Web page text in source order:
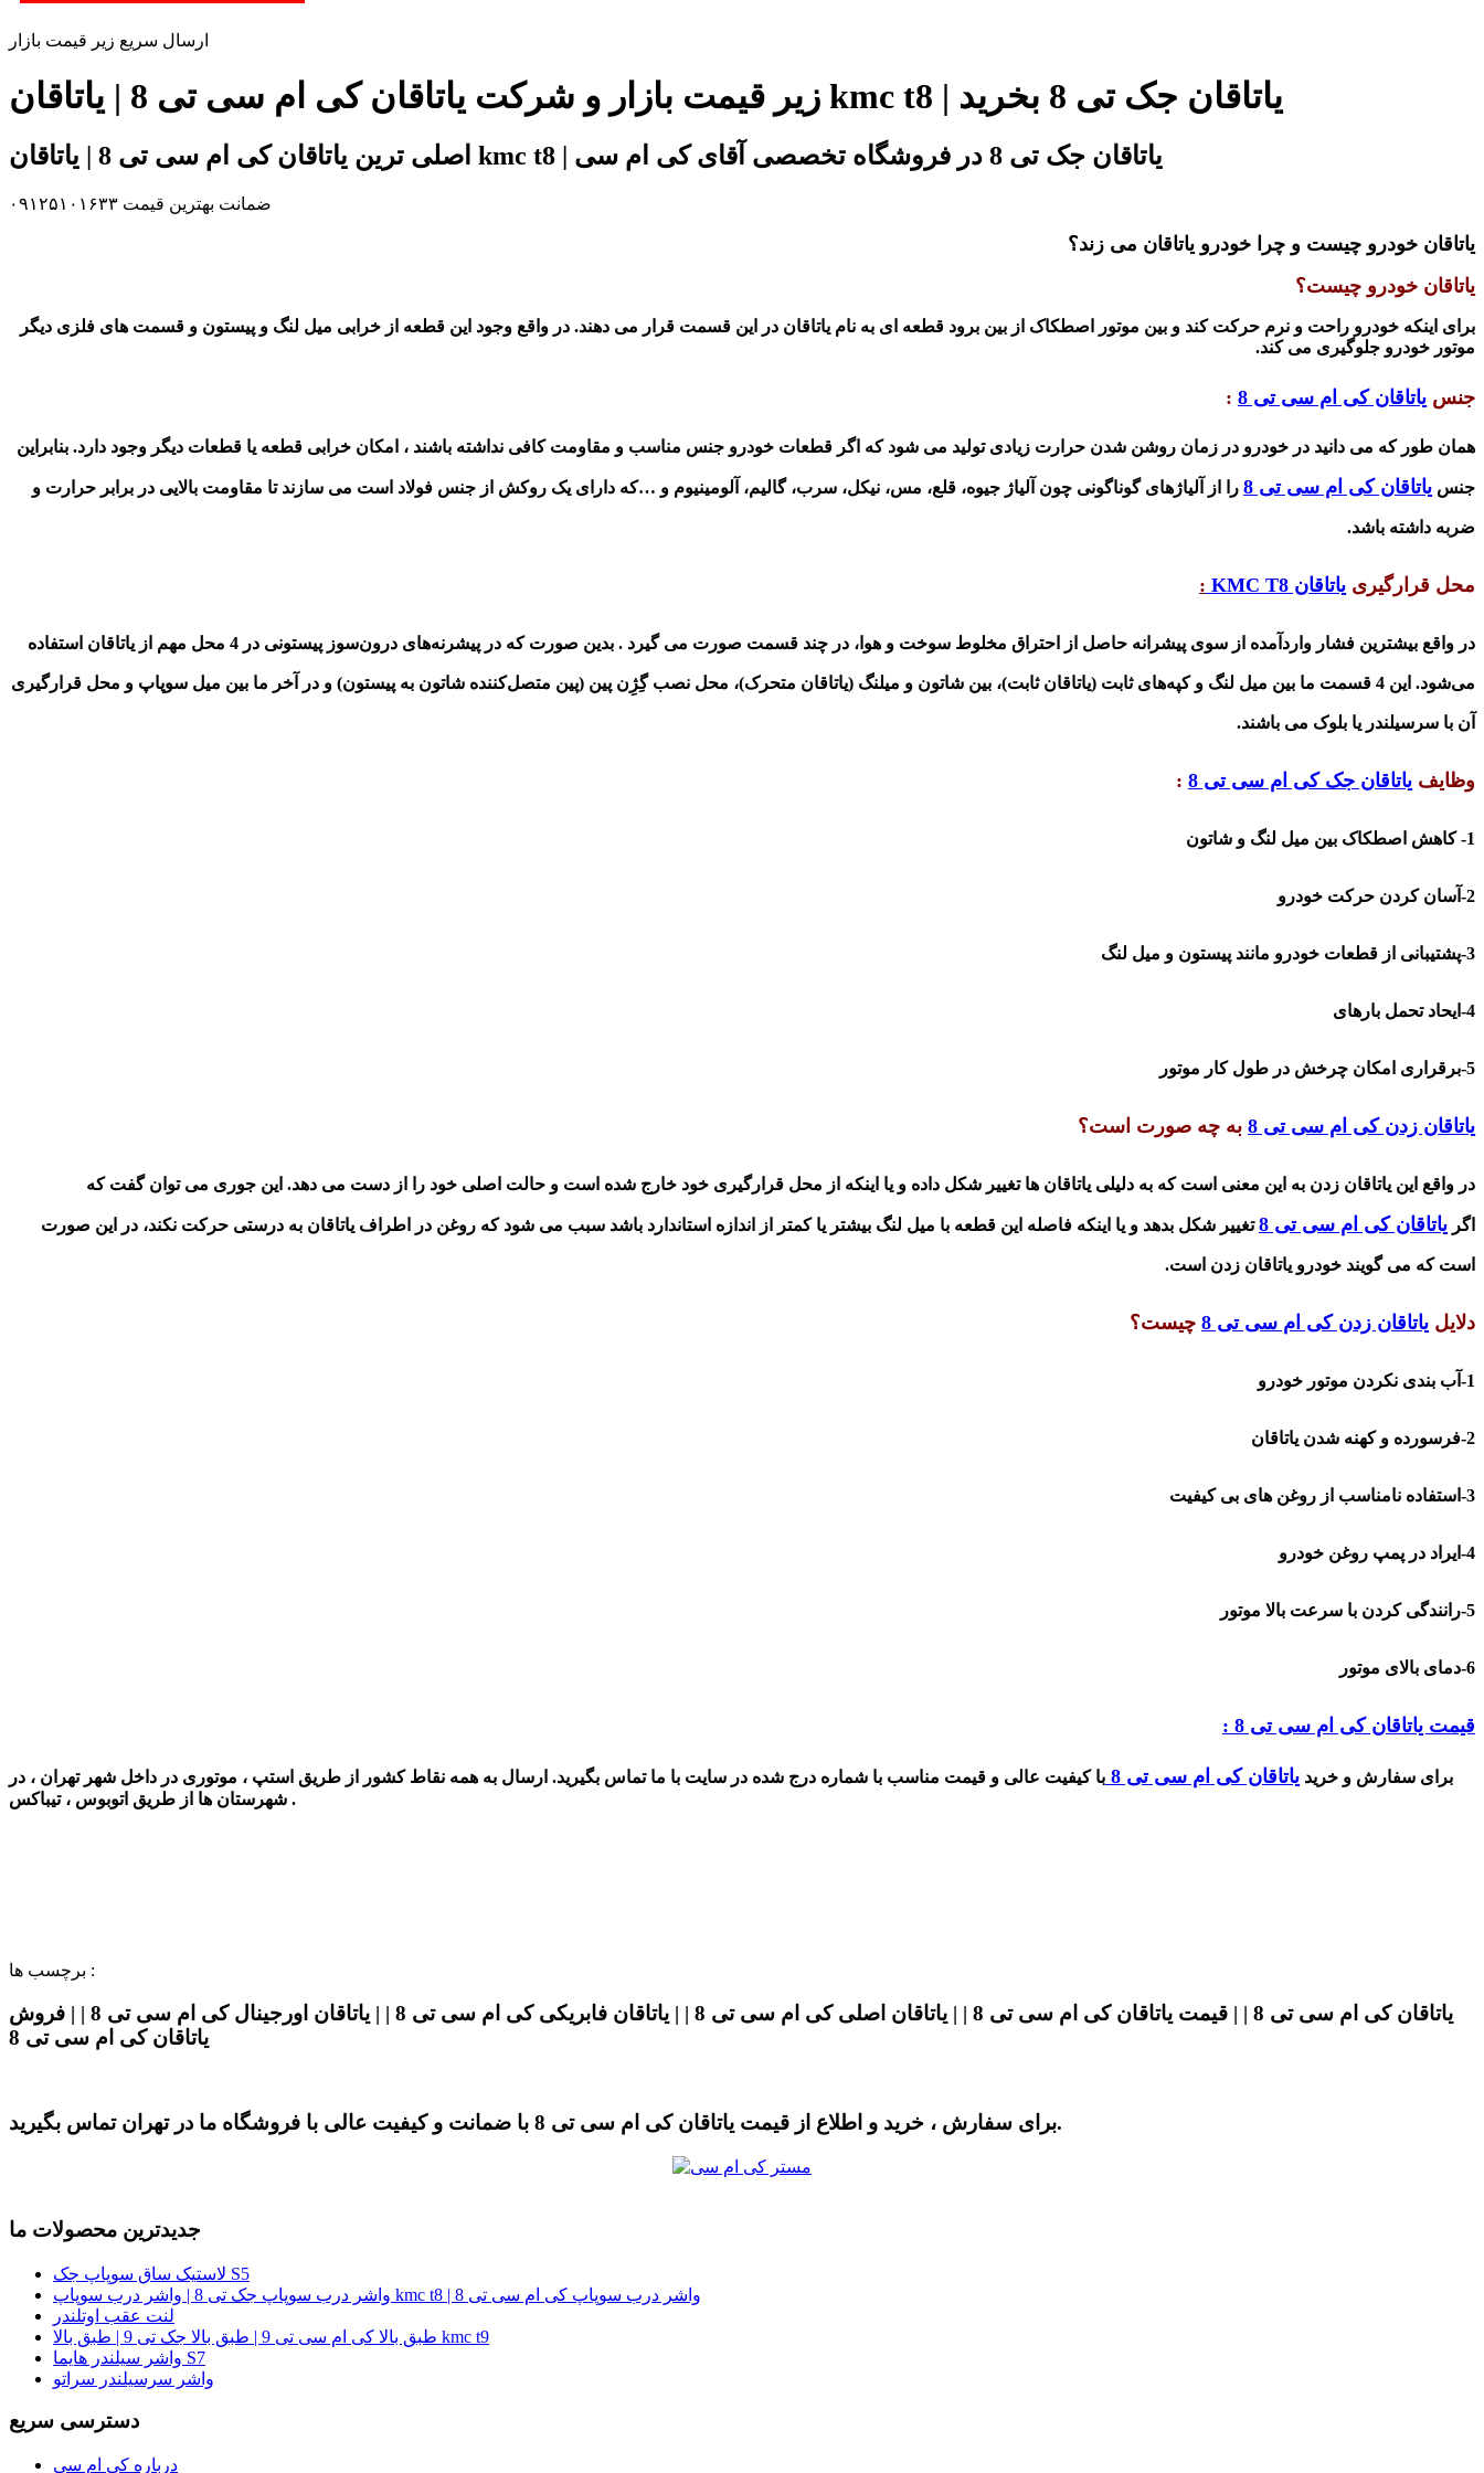
ارسال سریع زیر قیمت بازار
زیر قیمت بازار و شرکت یاتاقان کی ام سی تی 8 | یاتاقان kmc t8 | یاتاقان جک تی 8 بخرید
اصلی ترین یاتاقان کی ام سی تی 8 | یاتاقان kmc t8 | یاتاقان جک تی 8 در فروشگاه تخصصی آقای کی ام سی
ضمانت بهترین قیمت ۰۹۱۲۵۱۰۱۶۳۳
یاتاقان خودرو چیست و چرا خودرو یاتاقان می زند؟
یاتاقان خودرو چیست؟
برای اینکه خودرو راحت و نرم حرکت کند و بین موتور اصطکاک از بین برود قطعه ای به نام یاتاقان در این قسمت قرار می دهند. در واقع وجود این قطعه از خرابی میل لنگ و پیستون و قسمت های فلزی دیگر
موتور خودرو جلوگیری می کند.
جنس یاتاقان کی ام سی تی 8 :
همان طور که می دانید در خودرو در زمان روشن شدن حرارت زیادی تولید می شود که اگر قطعات خودرو جنس مناسب و مقاومت کافی نداشته باشند ، امکان خرابی قطعه یا قطعات دیگر وجود دارد. بنابراین
جنس یاتاقان کی ام سی تی 8 را از آلیاژهای گوناگونی چون آلیاژ جیوه، قلع، مس، نیکل، سرب، گالیم، آلومینیوم و …که دارای یک روکش از جنس فولاد است می سازند تا مقاومت بالایی در برابر حرارت و
ضربه داشته باشد.
محل قرارگیری یاتاقان KMC T8 :
در واقع بیشترین فشار واردآمده از سوی پیشرانه حاصل از احتراق مخلوط سوخت و هوا، در چند قسمت صورت می گیرد . بدین صورت که در پیشرنه‌های درون‌سوز پیستونی در 4 محل مهم از یاتاقان استفاده
می‌شود. این 4 قسمت ما بین میل لنگ و کپه‌های ثابت (یاتاقان ثابت)، بین شاتون و میلنگ (یاتاقان متحرک)، محل نصب گِژِن پین (پین متصل‌کننده شاتون به پیستون) و در آخر ما بین میل سوپاپ و محل قرارگیری
آن با سرسیلندر یا بلوک می باشند.
وظایف یاتاقان جک کی ام سی تی 8 :
1- کاهش اصطکاک بین میل لنگ و شاتون
2-آسان کردن حرکت خودرو
3-پشتیبانی از قطعات خودرو مانند پیستون و میل لنگ
4-ایحاد تحمل بارهای
5-برقراری امکان چرخش در طول کار موتور
یاتاقان زدن کی ام سی تی 8 به چه صورت است؟
در واقع این یاتاقان زدن به این معنی است که به دلیلی یاتاقان ها تغییر شکل داده و یا اینکه از محل قرارگیری خود خارج شده است و حالت اصلی خود را از دست می دهد. این جوری می توان گفت که
اگر یاتاقان کی ام سی تی 8 تغییر شکل بدهد و یا اینکه فاصله این قطعه با میل لنگ بیشتر یا کمتر از اندازه استاندارد باشد سبب می شود که روغن در اطراف یاتاقان به درستی حرکت نکند، در این صورت
است که می گویند خودرو یاتاقان زدن است.
دلایل یاتاقان زدن کی ام سی تی 8 چیست؟
1-آب بندی نکردن موتور خودرو
2-فرسورده و کهنه شدن یاتاقان
3-استفاده نامناسب از روغن های بی کیفیت
4-ایراد در پمپ روغن خودرو
5-رانندگی کردن با سرعت بالا موتور
6-دمای بالای موتور
قیمت یاتاقان کی ام سی تی 8 :
برای سفارش و خرید یاتاقان کی ام سی تی 8
با کیفیت عالی و قیمت مناسب با شماره درج شده در سایت با ما تماس بگیرید. ارسال به همه نقاط کشور از طریق استپ ، موتوری در داخل شهر تهران ، در
شهرستان ها از طریق اتوبوس ، تیباکس .
برچسب ها :
یاتاقان کی ام سی تی 8 | | قیمت یاتاقان کی ام سی تی 8 | | یاتاقان اصلی کی ام سی تی 8 | | یاتاقان فابریکی کی ام سی تی 8 | | یاتاقان اورجینال کی ام سی تی 8 | | فروش
یاتاقان کی ام سی تی 8
برای سفارش ، خرید و اطلاع از قیمت یاتاقان کی ام سی تی 8 با ضمانت و کیفیت عالی با فروشگاه ما در تهران تماس بگیرید.
جدیدترین محصولات ما
لاستیک ساق سوپاپ جک S5
واشر درب سوپاپ جک تی 8 | واشر درب سوپاپ kmc t8 | واشر درب سوپاپ کی ام سی تی 8
لنت عقب اوتلندر
طبق بالا کی ام سی تی 9 | طبق بالا جک تی 9 | طبق بالا kmc t9
واشر سیلندر هایما S7
واشر سرسیلندر سراتو
دسترسی سریع
درباره کی ام سی